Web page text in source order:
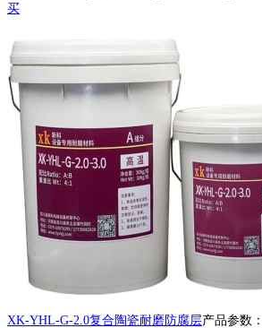
买
XK-YHL-G-2.0复合陶瓷耐磨防腐层产品参数：